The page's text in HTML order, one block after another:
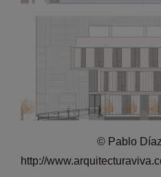
© Pablo
http://